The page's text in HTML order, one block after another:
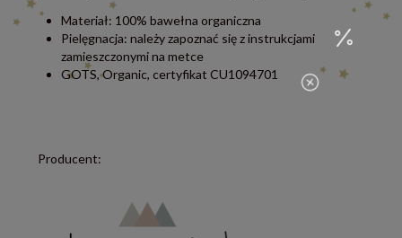
Materiał: 100% bawełna organiczna
Pielęgnacja: należy zapoznać się z instrukcjami
zamieszczonymi na metce
GOTS, Organic, certyfikat CU1094701
Producent: